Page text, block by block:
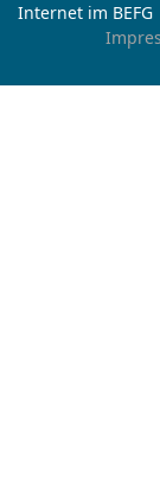
Internet im BEFG